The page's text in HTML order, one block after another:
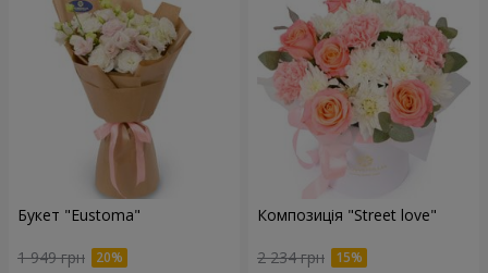
Букет "Eustoma"
1 949 грн
Композиція "Street love"
2 234 грн